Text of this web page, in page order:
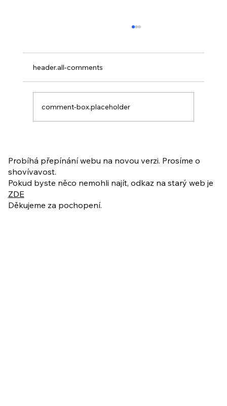
ukázkové lekce
header.all-comments
comment-box.placeholder
Probíhá přepínání webu na novou verzi. Prosíme o
shovívavost.
Pokud byste něco nemohli najít, odkaz na starý web je
ZDE
Děkujeme za pochopení.